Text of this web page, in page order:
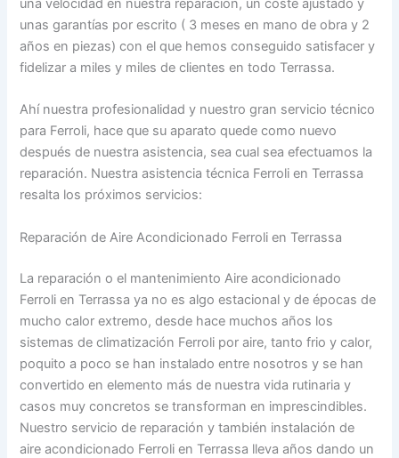
una velocidad en nuestra reparación, un coste ajustado y
unas garantías por escrito ( 3 meses en mano de obra y 2
años en piezas) con el que hemos conseguido satisfacer y
fidelizar a miles y miles de clientes en todo Terrassa.
Ahí nuestra profesionalidad y nuestro gran servicio técnico
para Ferroli, hace que su aparato quede como nuevo
después de nuestra asistencia, sea cual sea efectuamos la
reparación. Nuestra asistencia técnica Ferroli en Terrassa
resalta los próximos servicios:
Reparación de Aire Acondicionado Ferroli en Terrassa
La reparación o el mantenimiento Aire acondicionado
Ferroli en Terrassa ya no es algo estacional y de épocas de
mucho calor extremo, desde hace muchos años los
sistemas de climatización Ferroli por aire, tanto frio y calor,
poquito a poco se han instalado entre nosotros y se han
convertido en elemento más de nuestra vida rutinaria y
casos muy concretos se transforman en imprescindibles.
Nuestro servicio de reparación y también instalación de
aire acondicionado Ferroli en Terrassa lleva años dando un